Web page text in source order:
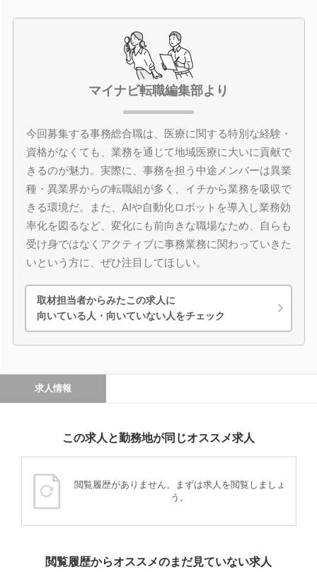
マイナビ転職編集部より
今回募集する事務総合職は、医療に関する特別な経験・
資格がなくても、業務を通じて地域医療に大いに貢献で
きるのが魅力。実際に、事務を担う中途メンバーは異業
種・異業界からの転職組が多く、イチから業務を吸収で
きる環境だ。また、AIや自動化ロボットを導入し業務効
率化を図るなど、変化にも前向きな職場なため、自らも
受け身ではなくアクティブに事務業務に関わっていきた
いという方に、ぜひ注目してほしい。
取材担当者からみたこの求人に
向いている人・向いていない人をチェック
求人情報
この求人と勤務地が同じオススメ求人
閲覧履歴がありません。まずは求人を閲覧しましょ
う。
閲覧履歴からオススメのまだ見ていない求人